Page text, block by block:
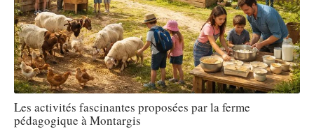
Les activités fascinantes proposées par la ferme
pédagogique à Montargis